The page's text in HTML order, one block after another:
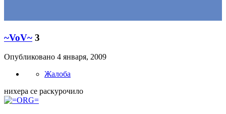
~VoV~ 3
Опубликовано 4 января, 2009
Жалоба
нихера се раскурочило